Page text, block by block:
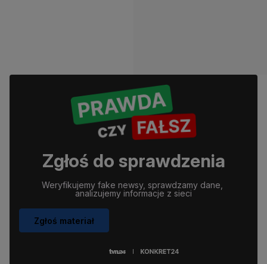
Zgłoś do sprawdzenia
Weryfikujemy fake newsy, sprawdzamy dane,
analizujemy informacje z sieci
Zgłoś materiał